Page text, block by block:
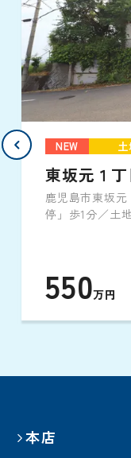
NEW
東坂元１
鹿児島市東坂
停」歩1分／土
550万円
本店